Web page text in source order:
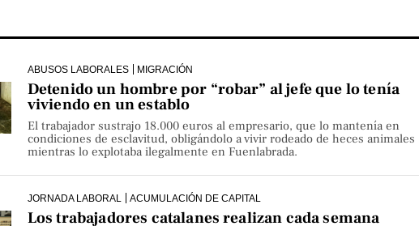
ABUSOS LABORALES MIGRACIÓN
Detenido un hombre por “robar” al jefe que lo tenía
viviendo en un establo
El trabajador sustrajo 18.000 euros al empresario, que lo mantenía en
condiciones de esclavitud, obligándolo a vivir rodeado de heces animales
mientras lo explotaba ilegalmente en Fuenlabrada.
JORNADA LABORAL ACUMULACIÓN DE CAPITAL
Los trabajadores catalanes realizan cada semana